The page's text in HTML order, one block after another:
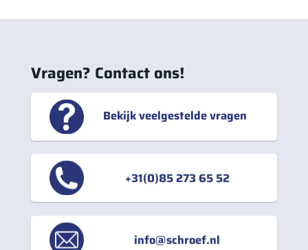
Vragen? Contact ons!
Bekijk veelgestelde vragen
+31(0)85 273 65 52
info@schroef.nl